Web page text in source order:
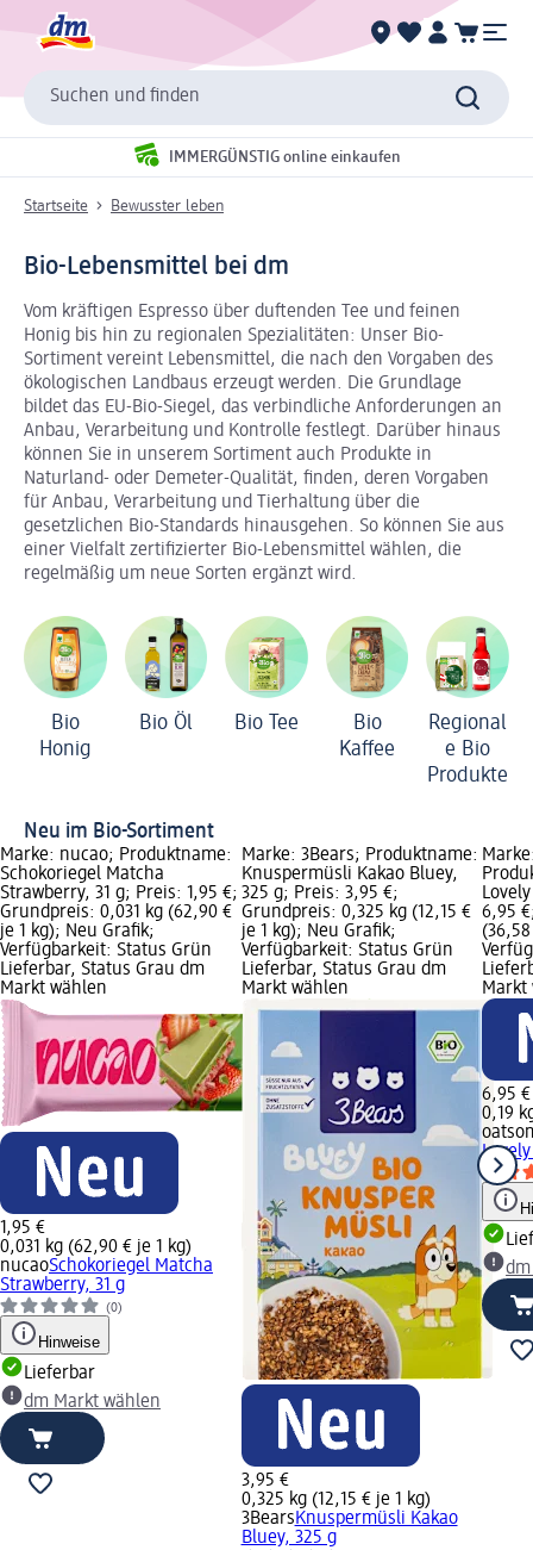
Suchen und finden
IMMERGÜNSTIG online einkaufen
Startseite Bewusster leben
Bio-Lebensmittel bei dm
Vom kräftigen Espresso über duftenden Tee und feinen
Honig bis hin zu regionalen Spezialitäten: Unser Bio-
Sortiment vereint Lebensmittel, die nach den Vorgaben des
ökologischen Landbaus erzeugt werden. Die Grundlage
bildet das EU-Bio-Siegel, das verbindliche Anforderungen an
Anbau, Verarbeitung und Kontrolle festlegt. Darüber hinaus
können Sie in unserem Sortiment auch Produkte in
Naturland- oder Demeter-Qualität, finden, deren Vorgaben
für Anbau, Verarbeitung und Tierhaltung über die
gesetzlichen Bio-Standards hinausgehen. So können Sie aus
einer Vielfalt zertifizierter Bio-Lebensmittel wählen, die
regelmäßig um neue Sorten ergänzt wird.
Bio
Honig
Bio Öl Bio Tee
Bio
Kaffee
Regional
e Bio
Produkte
Neu im Bio-Sortiment
Marke: nucao; Produktname:
Schokoriegel Matcha
Strawberry, 31 g; Preis: 1,95 €;
Grundpreis: 0,031 kg (62,90 €
je 1 kg); Neu Grafik;
Verfügbarkeit: Status Grün
Lieferbar, Status Grau dm
Markt wählen
1,95 €
0,031 kg (62,90 € je 1 kg)
nucaoSchokoriegel Matcha
Strawberry, 31 g
(0)
Hinweise
Lieferbar
dm Markt wählen
Marke: 3Bears; Produktname:
Knuspermüsli Kakao Bluey,
325 g; Preis: 3,95 €;
Grundpreis: 0,325 kg (12,15 €
je 1 kg); Neu Grafik;
Verfügbarkeit: Status Grün
Lieferbar, Status Grau dm
Markt wählen
3,95 €
0,325 kg (12,15 € je 1 kg)
3BearsKnuspermüsli Kakao
Bluey, 325 g
6,95
Markt
6,95 €
0,19